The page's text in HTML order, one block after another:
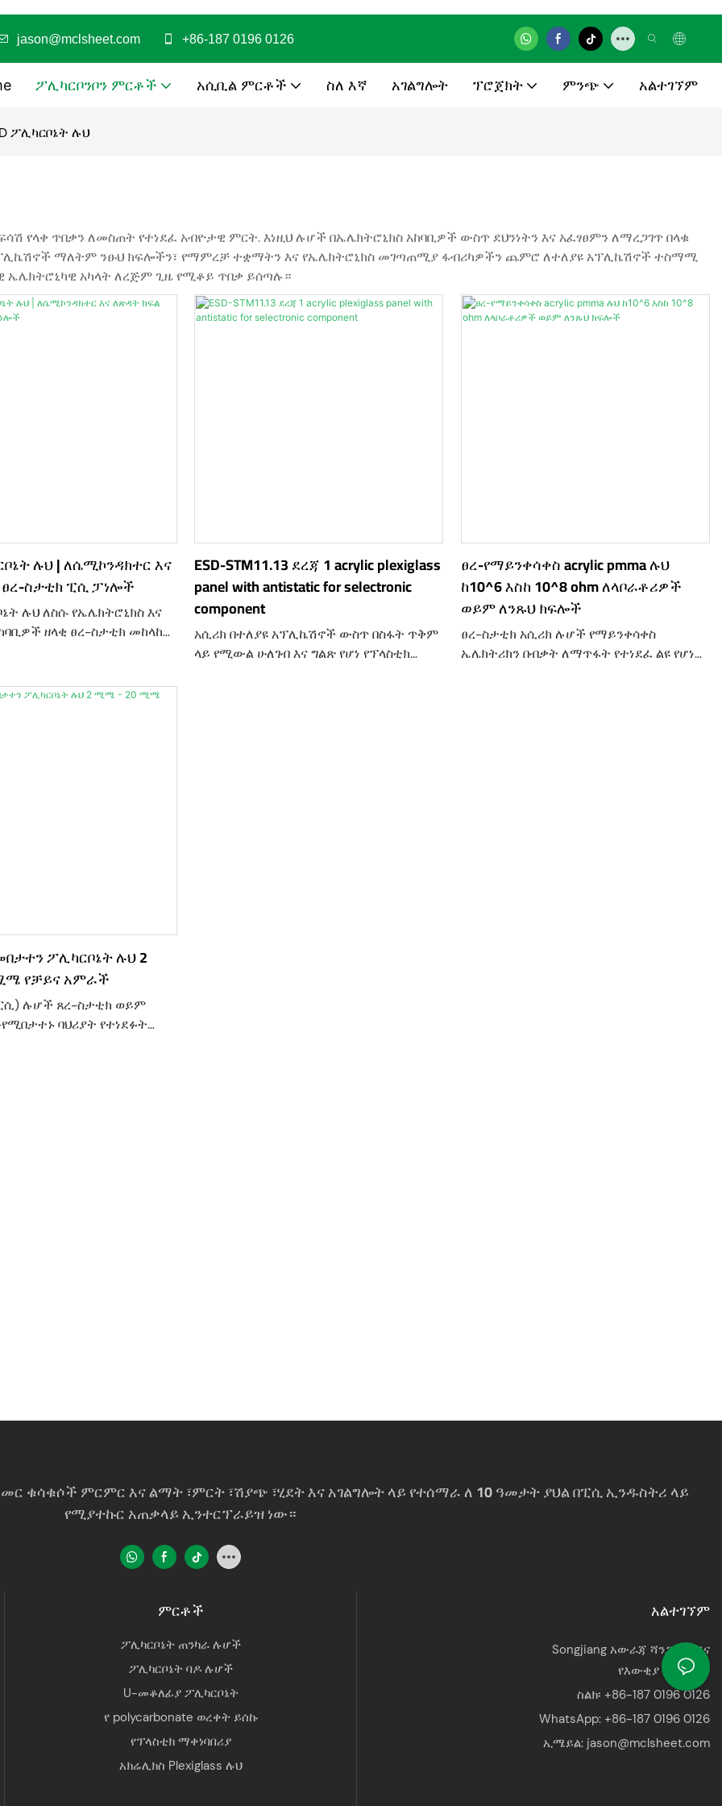
jason@mclsheet.com +86-187 0196 0126
ፖሊካርቦንቦን ምርቶች አሲቢል ምርቶች ስለ እኛ አገልግሎት ፕሮጀክት ምንጭ አልተገኘም
ፖሊካርቦኔት ሉህ
የላቀ ጥበቃን ለመስጠት የተነደፈ አብዮታዊ ምርት. እነዚህ ሉሆች በኤሌክትሮኒክስ አከባቢዎች ውስጥ ደህንነትን እና አፈፃፀምን ለማረጋገጥ በላቁ
ማለትም ንፁህ ክፍሎችን፣ የማምረቻ ተቋማትን እና የኤሌክትሮኒክስ መገጣጠሚያ ፋብሪካዎችን ጨምሮ ለተለያዩ አፕሊኬሽኖች ተስማሚ
አካላት ለረጅም ጊዜ የሚቆይ ጥበቃ ይሰጣሉ።
ሉህ | ለሴሚኮንዳክተር እና
ስታቲክ ፒሲ ፓነሎች
ሉህ ለስሱ የኤሌክትሮኒክስ እና
ዘላቂ ፀረ-ስታቲክ መከላከያ
መቋቋም ችሎታ ስላለው፣
ክምችትን በብቃት ይቀንሳል፣
ESD-STM11.13 ደረጃ 1 acrylic plexiglass
panel with antistatic for selectronic
component
አሲሪክ በተለያዩ አፕሊኬሽኖች ውስጥ በስፋት ጥቅም
ላይ የሚውል ሁለገብ እና ግልጽ የሆነ የፕላስቲክ
ፀረ-የማይንቀሳቀስ acrylic pmma ሉህ
ከ10^6 እስከ 10^8 ohm ለላቦራቶሪዎች
ወይም ለንጹህ ክፍሎች
ፀረ-ስታቲክ አሲሪክ ሉሆች የማይንቀሳቀስ
ኤሌክትሪክን በብቃት ለማጥፋት የተነደፈ ልዩ የሆነ
ፖሊካርቦኔት ሉህ 2
የቻይና አምራች
ሉሆች ጸረ-ስታቲክ ወይም
ባህሪያት የተነደፉት
ቁሳቁሶች ምርምር እና ልማት ፣ምርት ፣ሽያጭ ፣ሂደት እና አገልግሎት ላይ የተሰማራ ለ 10 ዓመታት ያህል በፒሲ ኢንዱስትሪ ላይ
የሚያተኩር አጠቃላይ ኢንተርፕራይዝ ነው።
ምርቶች
ፖሊካርቦኔት ጠንካራ ሉሆች
ፖሊካርቦኔት ባዶ ሉሆች
U-መቆለፊያ ፖሊካርቦኔት
የ polycarbonate ወረቀት ይሰኩ
የፕላስቲክ ማቀነባበሪያ
አክሬሊክስ Plexiglass ሉህ
አልተገኘም
Songjiang አውራጃ ሻንጋይ, ቻይና
የእውቂያ ሰው: ጄሰን
ስልክ፡ +86-187 0196 0126
WhatsApp: +86-187 0196 0126
ኢሜይል: jason@mclsheet.com